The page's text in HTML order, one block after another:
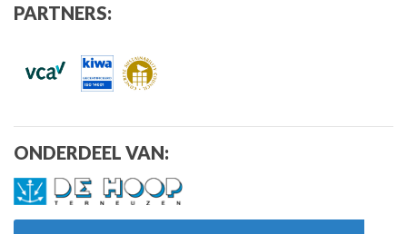
PARTNERS:
ONDERDEEL VAN: